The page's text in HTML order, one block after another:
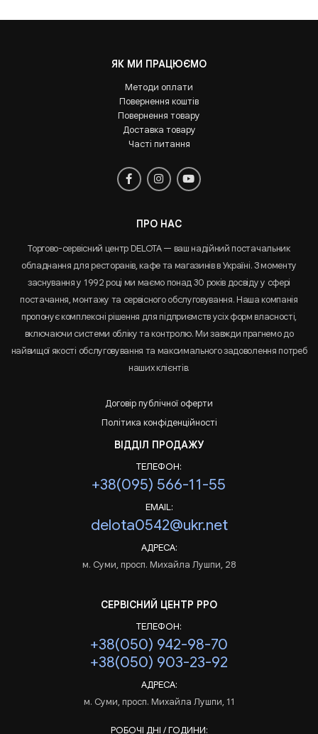
ЯК МИ ПРАЦЮЄМО
Методи оплати
Повернення коштів
Повернення товару
Доставка товару
Часті питання
ПРО НАС
Торгово-сервісний центр DELOTA — ваш надійний постачальник
обладнання для ресторанів, кафе та магазинів в Україні. З моменту
заснування у 1992 році ми маємо понад 30 років досвіду у сфері
постачання, монтажу та сервісного обслуговування. Наша компанія
пропонує комплексні рішення для підприємств усіх форм власності,
включаючи системи обліку та контролю. Ми завжди прагнемо до
найвищої якості обслуговування та максимального задоволення потреб
наших клієнтів.
Договір публічної оферти
Політика конфіденційності
ВІДДІЛ ПРОДАЖУ
ТЕЛЕФОН:
+38(095) 566-11-55
EMAIL:
delota0542@ukr.net
АДРЕСА:
м. Суми, просп. Михайла Лушпи, 28
СЕРВІСНИЙ ЦЕНТР РРО
ТЕЛЕФОН:
+38(050) 942-98-70
+38(050) 903-23-92
АДРЕСА:
м. Суми, просп. Михайла Лушпи, 11
РОБОЧІ ДНІ / ГОДИНИ: